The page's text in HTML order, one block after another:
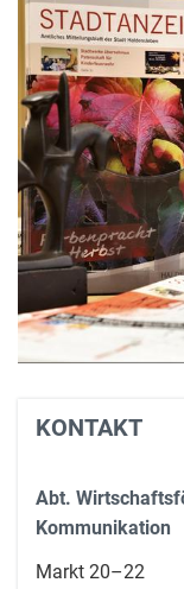
KONTAKT
Abt.
Kommunikation
Markt 20–22